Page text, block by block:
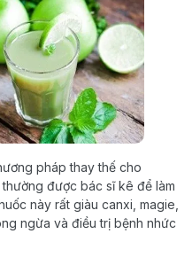
pháp thay thế cho
được bác sĩ kê để làm
này rất giàu canxi, magie,
ngừa và điều trị bệnh nhức